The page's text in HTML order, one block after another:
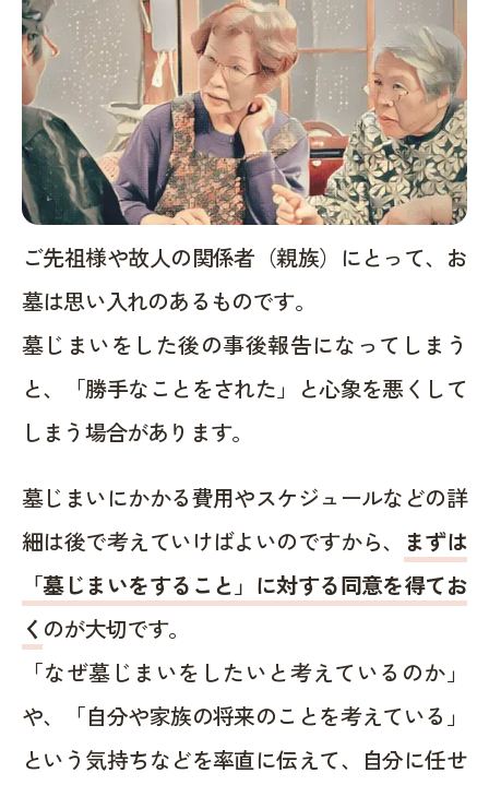
ご先祖様や故人の関係者（親族）にとって、お
墓は思い入れのあるものです。
墓じまいをした後の事後報告になってしまう
と、「勝手なことをされた」と心象を悪くして
しまう場合があります。
墓じまいにかかる費用やスケジュールなどの詳
細は後で考えていけばよいのですから、 まずは
「墓じまいをすること」に対する同意を得てお
く のが大切です。
「なぜ墓じまいをしたいと考えているのか」
や、「自分や家族の将来のことを考えている」
という気持ちなどを率直に伝えて、自分に任せ